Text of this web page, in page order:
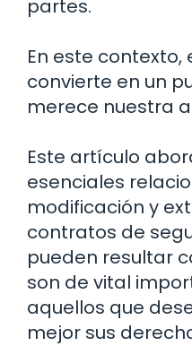
partes.
En este contexto,
convierte en un
merece nuestra
Este artículo
esenciales
modificación y
contratos de
pueden resultar
son de vital
aquellos que
mejor sus